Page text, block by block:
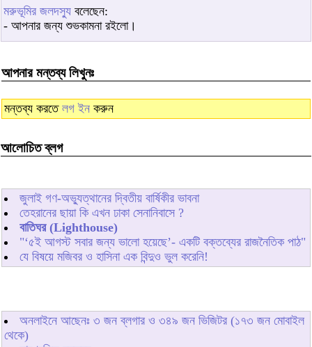
মরুভূমির জলদস্যু বলেছেন:
- আপনার জন্য শুভকামনা রইলো।
আপনার মন্তব্য লিখুনঃ
মন্তব্য করতে লগ ইন করুন
আলোচিত ব্লগ
জুলাই গণ-অভ্যুত্থানের দ্বিতীয় বার্ষিকীর ভাবনা
তেহরানের ছায়া কি এখন ঢাকা সেনানিবাসে ?
বাতিঘর (Lighthouse)
"‘৫ই আগস্ট সবার জন্য ভালো হয়েছে’- একটি বক্তব্যের রাজনৈতিক পাঠ"
যে বিষয়ে মজিবর ও হাসিনা এক বিন্দুও ভুল করেনি!
অনলাইনে আছেনঃ ৩ জন ব্লগার ও ৩৪৯ জন ভিজিটর (১৭৩ জন মোবাইল
থেকে)